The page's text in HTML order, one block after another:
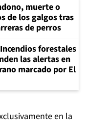
muerte o
de los galgos tras
de perros
Incendios forestales
las alertas en
marcado por El
en la